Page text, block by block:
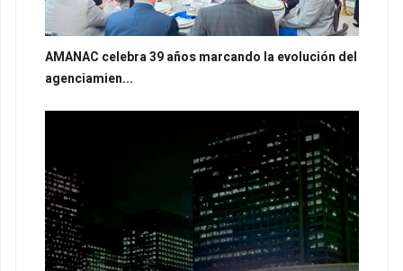
AMANAC celebra 39 años marcando la evolución del
agenciamien...